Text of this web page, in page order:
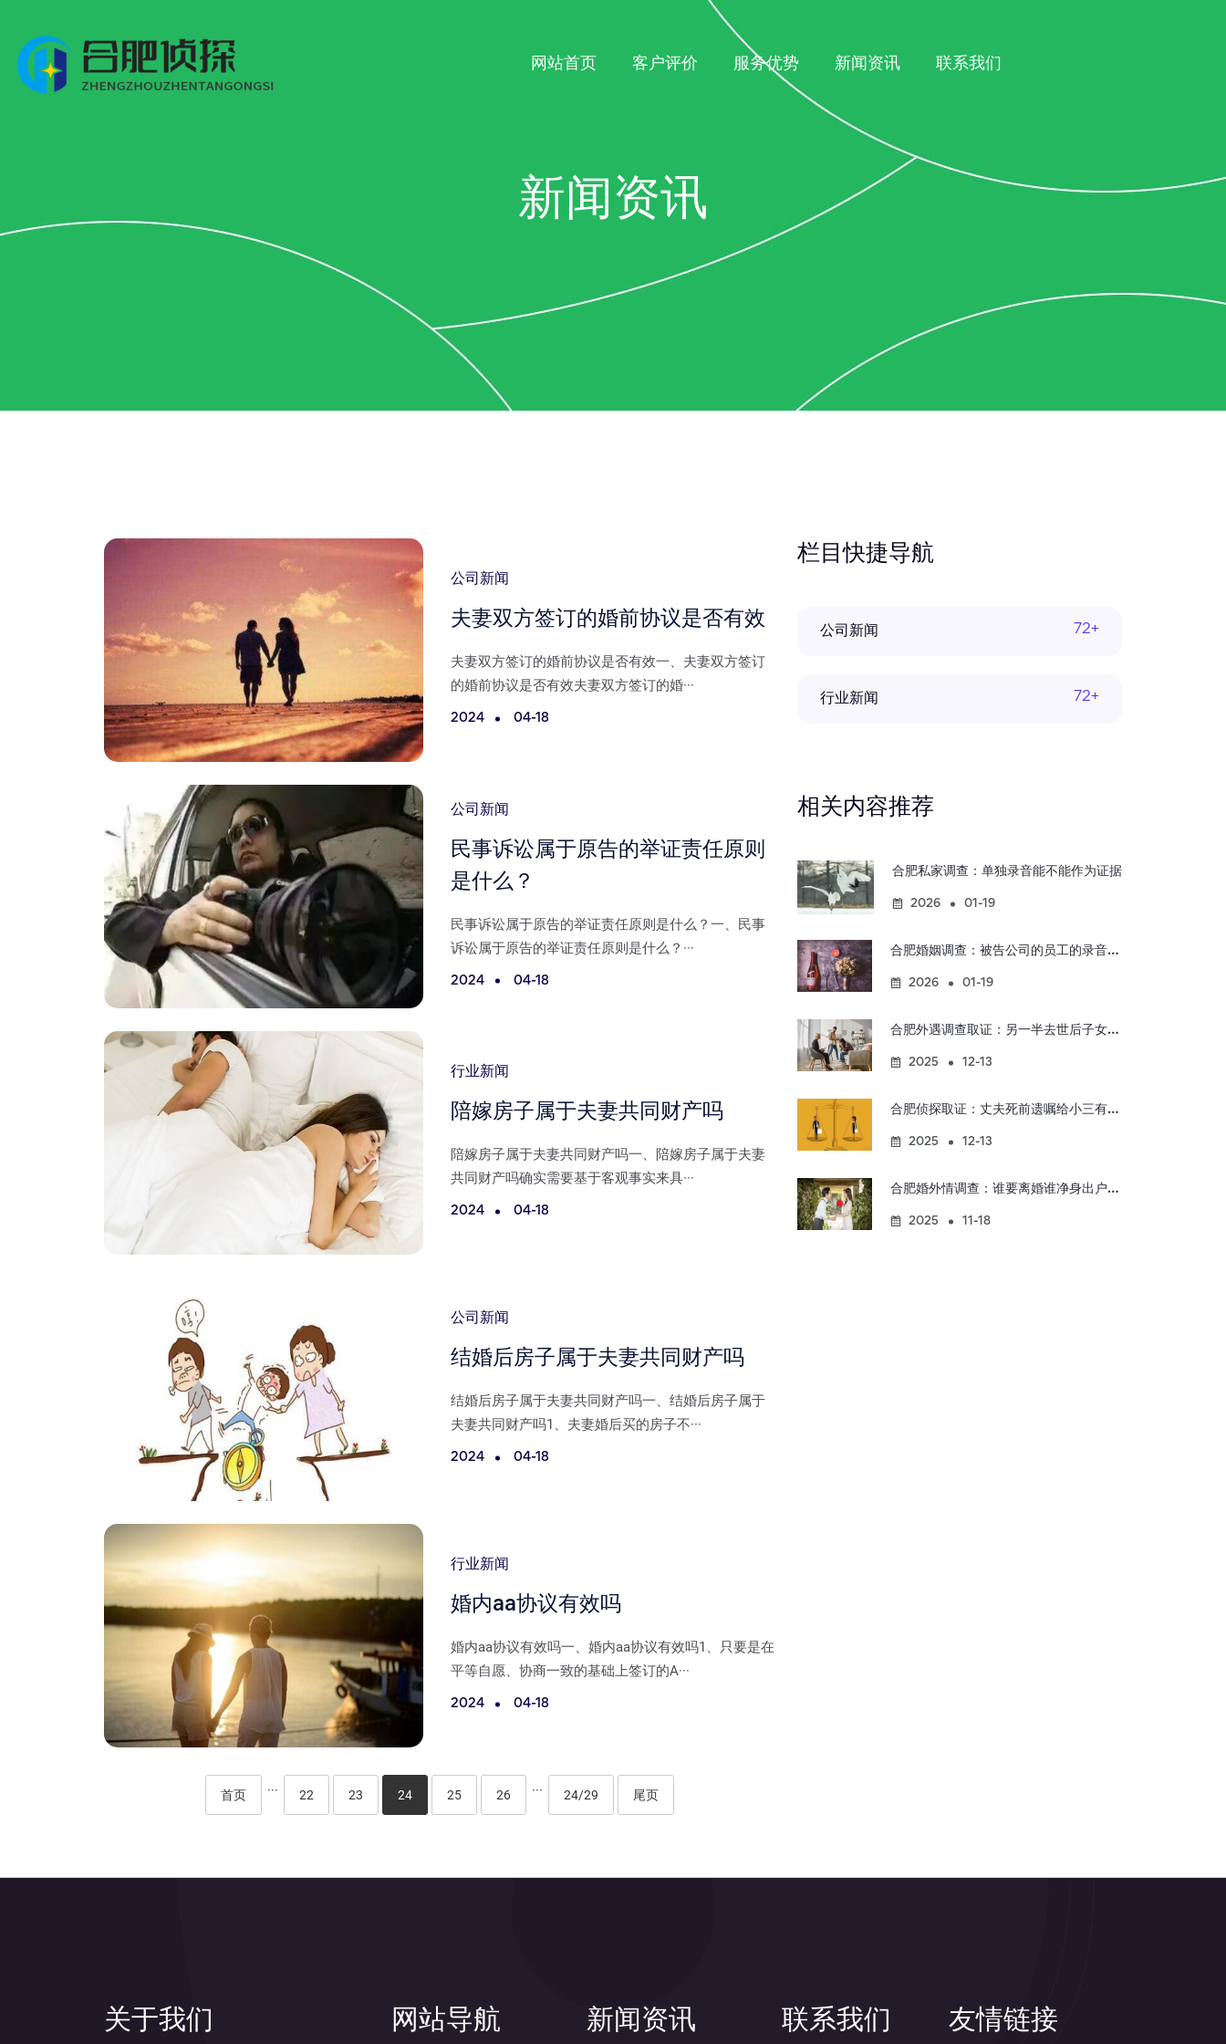
网站首页 客户评价 服务优势 新闻资讯 联系我们
新闻资讯
公司新闻
夫妻双方签订的婚前协议是否有效
夫妻双方签订的婚前协议是否有效一、夫妻双方签订
的婚前协议是否有效夫妻双方签订的婚···
2024 04-18
公司新闻
民事诉讼属于原告的举证责任原则
是什么？
民事诉讼属于原告的举证责任原则是什么？一、民事
诉讼属于原告的举证责任原则是什么？···
2024 04-18
行业新闻
陪嫁房子属于夫妻共同财产吗
陪嫁房子属于夫妻共同财产吗一、陪嫁房子属于夫妻
共同财产吗确实需要基于客观事实来具···
2024 04-18
公司新闻
结婚后房子属于夫妻共同财产吗
结婚后房子属于夫妻共同财产吗一、结婚后房子属于
夫妻共同财产吗1、夫妻婚后买的房子不···
2024 04-18
行业新闻
婚内aa协议有效吗
婚内aa协议有效吗一、婚内aa协议有效吗1、只要是在
平等自愿、协商一致的基础上签订的A···
2024 04-18
首页 ··· 22 23 24 25 26 ··· 24/29 尾页
栏目快捷导航
公司新闻 72+
行业新闻 72+
相关内容推荐
合肥私家调查：单独录音能不能作为证据
2026 01-19
合肥婚姻调查：被告公司的员工的录音有效吗
2026 01-19
合肥外遇调查取证：另一半去世后子女有哪些继承权利
2025 12-13
合肥侦探取证：丈夫死前遗嘱给小三有效吗
2025 12-13
合肥婚外情调查：谁要离婚谁净身出户怎么办
2025 11-18
关于我们 网站导航 新闻资讯 联系我们 友情链接